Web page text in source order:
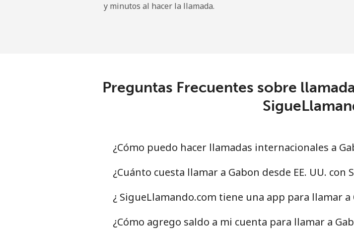
Gibraltar
Greece
Línea fija ⁦8.9¢⁩
Celular ⁦10.5¢⁩
y minutos al hacer la llamada.
Preguntas Frecuentes sobre
¿Cómo puedo hacer llamadas internacionales a
¿Cuánto cuesta llamar a Gabon desde EE. UU. con
¿ SigueLlamando.com tiene una app para llamar a
¿Cómo agrego saldo a mi cuenta para llamar a